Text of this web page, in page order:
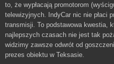
to, że wypłacają promotorom
telewizyjnych. IndyCar nic nie płaci
transmisji. To podstawowa kwestia,
najlepszych czasach nie jest tak
widzimy zawsze odwrót od
prezes obiektu w Teksasie.